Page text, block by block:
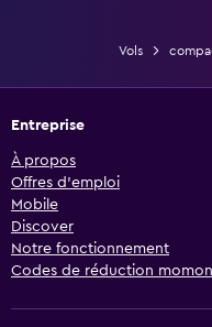
Vols
Entreprise
À propos
Offres d’emploi
Mobile
Discover
Notre fonctionnement
Codes de réduction